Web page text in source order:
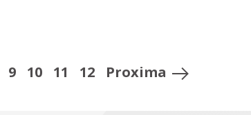
9 10 11 12 Proxima